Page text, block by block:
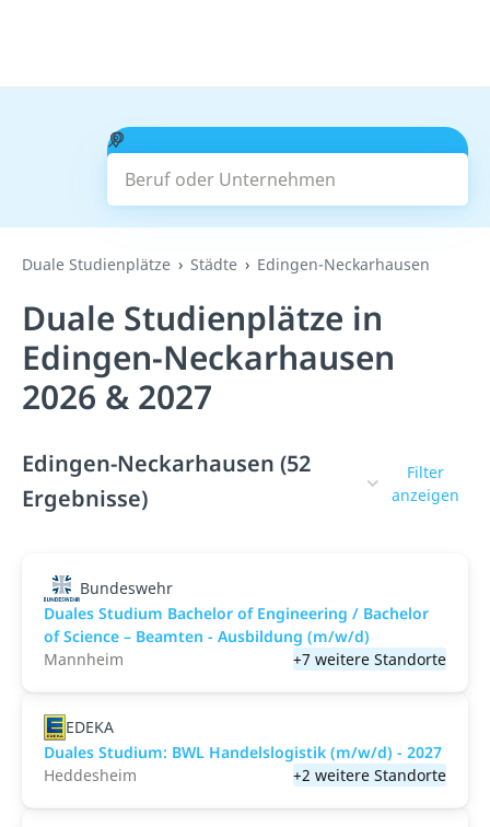
Beruf oder Unternehmen
Suchen
Duale Studienplätze Städte Edingen-Neckarhausen
Duale Studienplätze in
Edingen-Neckarhausen
2026 & 2027
Edingen-Neckarhausen (52
Ergebnisse)
Filter
anzeigen
Bundeswehr
Duales Studium Bachelor of Engineering / Bachelor
of Science – Beamten - Ausbildung (m/w/d)
Mannheim
+7 weitere Standorte
EDEKA
Duales Studium: BWL Handelslogistik (m/w/d) - 2027
Heddesheim
+2 weitere Standorte